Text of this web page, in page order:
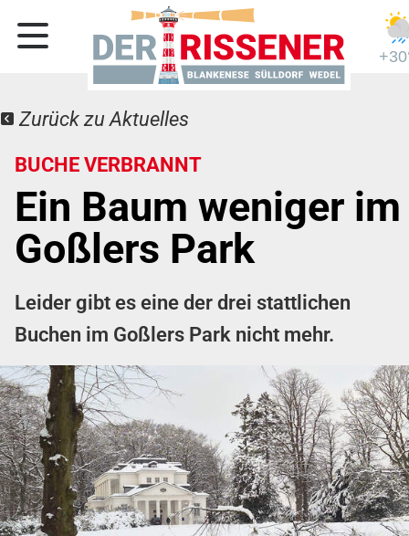
Zurück zu Aktuelles
BUCHE VERBRANNT
Ein Baum weniger im
Goßlers Park
Leider gibt es eine der drei stattlichen
Buchen im Goßlers Park nicht mehr.